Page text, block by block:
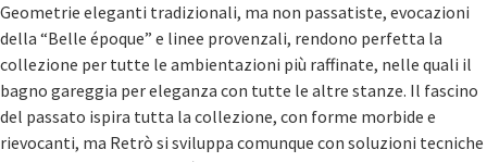
Geometrie eleganti tradizionali, ma non passatiste, evocazioni
della “Belle époque” e linee provenzali, rendono perfetta la
collezione per tutte le ambientazioni più raffinate, nelle quali il
bagno gareggia per eleganza con tutte le altre stanze. Il fascino
del passato ispira tutta la collezione, con forme morbide e
rievocanti, ma Retrò si sviluppa comunque con soluzioni tecniche